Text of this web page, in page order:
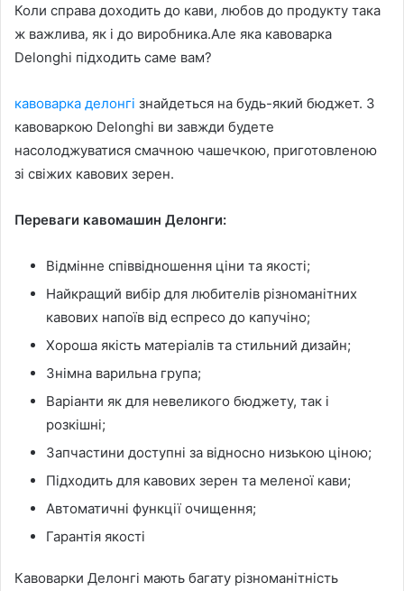
Коли справа доходить до кави, любов до продукту така
ж важлива, як і до виробника.Але яка кавоварка
Delonghi підходить саме вам?
кавоварка делонгі знайдеться на будь-який бюджет. З
кавоваркою Delonghi ви завжди будете
насолоджуватися смачною чашечкою, приготовленою
зі свіжих кавових зерен.
Переваги кавомашин Делонги:
Відмінне співвідношення ціни та якості;
Найкращий вибір для любителів різноманітних
кавових напоїв від еспресо до капучіно;
Хороша якість матеріалів та стильний дизайн;
Знімна варильна група;
Варіанти як для невеликого бюджету, так і
розкішні;
Запчастини доступні за відносно низькою ціною;
Підходить для кавових зерен та меленої кави;
Автоматичні функції очищення;
Гарантія якості
Кавоварки Делонгi мають багату різноманітність